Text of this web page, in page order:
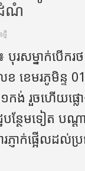
ដំណំ
មី
បុរសម្នាក់បេីក
េខ​ ខេមរភូមិន្ទ​
កង់​ រួចហេីយផ្លោ
បន្ថែមទៀត​ បណ្
ភ្ញាក់ផ្អេីលដល់ប្